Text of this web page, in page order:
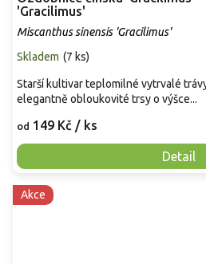
'Gracilimus'
Miscanthus sinensis 'Gracilimus'
Skladem (7 ks)
od 149 Kč / ks
Detail
Starší kultivar teplomilné vytrvalé
elegantně obloukovité trsy o výšce...
Akce